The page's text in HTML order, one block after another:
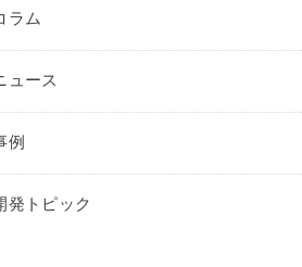
ラム
ュース
例
発トピック